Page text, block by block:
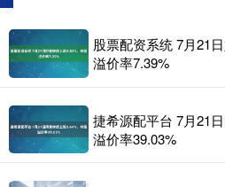
股票配资系统 7月21
溢价率7.39%
捷希源配平台 7月21
溢价率39.03%